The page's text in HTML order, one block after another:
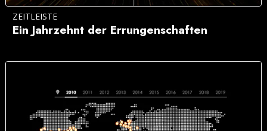
ZEITLEISTE
Ein Jahrzehnt der Errungenschaften